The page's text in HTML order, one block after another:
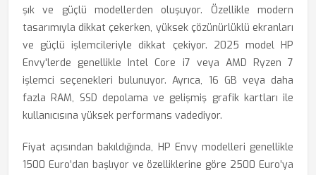
şık ve güçlü modellerden oluşuyor. Özellikle modern
tasarımıyla dikkat çekerken, yüksek çözünürlüklü ekranları
ve güçlü işlemcileriyle dikkat çekiyor. 2025 model HP
Envy'lerde genellikle Intel Core i7 veya AMD Ryzen 7
işlemci seçenekleri bulunuyor. Ayrıca, 16 GB veya daha
fazla RAM, SSD depolama ve gelişmiş grafik kartları ile
kullanıcısına yüksek performans vadediyor.
Fiyat açısından bakıldığında, HP Envy modelleri genellikle
1500 Euro’dan başlıyor ve özelliklerine göre 2500 Euro’ya